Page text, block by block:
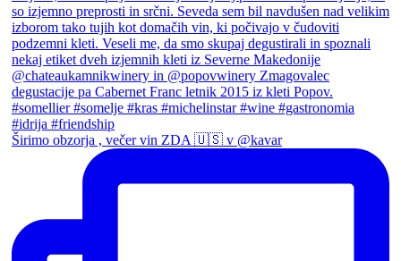
Širimo obzorja , večer vin ZDA 🇺🇸 v @kavar